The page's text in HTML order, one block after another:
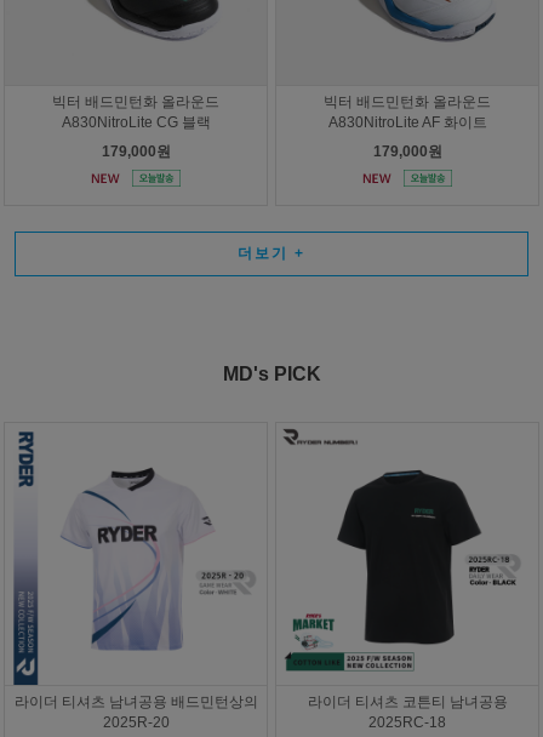
빅터 배드민턴화 올라운드
A830NitroLite CG 블랙
179,000원
빅터 배드민턴화 올라운드
A830NitroLite AF 화이트
179,000원
더보기 +
MD's PICK
라이더 티셔츠 남녀공용 배드민턴상의
2025R-20
라이더 티셔츠 코튼티 남녀공용
2025RC-18